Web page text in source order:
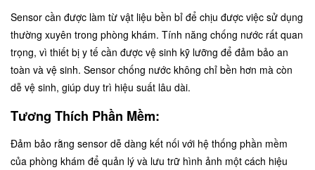
Sensor cần được làm từ vật liệu bền bỉ để chịu được việc sử dụng
thường xuyên trong phòng khám. Tính năng chống nước rất quan
trọng, vì thiết bị y tế cần được vệ sinh kỹ lưỡng để đảm bảo an
toàn và vệ sinh. Sensor chống nước không chỉ bền hơn mà còn
dễ vệ sinh, giúp duy trì hiệu suất lâu dài.
Tương Thích Phần Mềm:
Đảm bảo rằng sensor dễ dàng kết nối với hệ thống phần mềm
của phòng khám để quản lý và lưu trữ hình ảnh một cách hiệu